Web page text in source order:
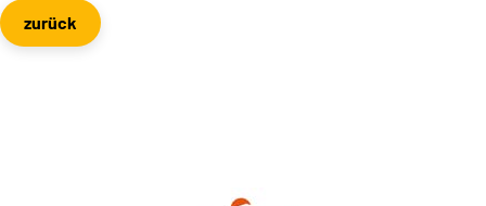
zurück